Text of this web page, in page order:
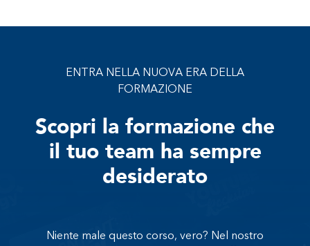
ENTRA NELLA NUOVA ERA DELLA
FORMAZIONE
Scopri la formazione che
il tuo team ha sempre
desiderato
Niente male questo corso, vero? Nel nostro